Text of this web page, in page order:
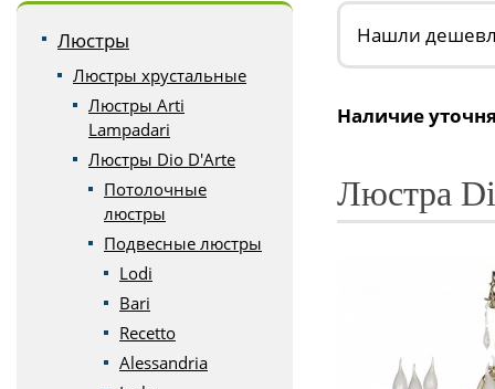
Люстры
Люстры хрустальные
Люстры Arti
Lampadari
Люстры Dio D'Arte
Потолочные
люстры
Подвесные люстры
Lodi
Bari
Recetto
Alessandria
Нашли
Наличие
Люстра